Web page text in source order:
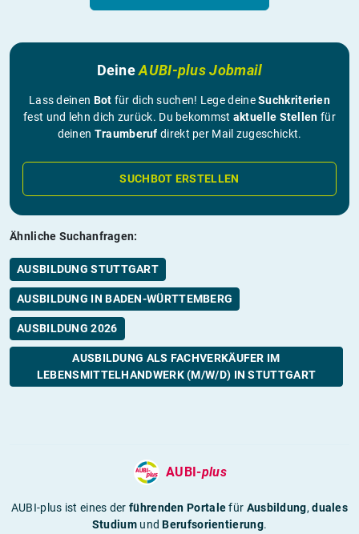
DeineAUBI-plus Jobmail
Lass deinen Bot für dich suchen! Lege deineSuchkriterien
fest und lehn dich zurück. Du bekommst aktuelle Stellen für
deinen Traumberuf direkt per Mail zugeschickt.
SUCHBOT ERSTELLEN
Ähnliche Suchanfragen:
AUSBILDUNG STUTTGART
AUSBILDUNG IN BADEN-WÜRTTEMBERG
AUSBILDUNG 2026
AUSBILDUNG ALS FACHVERKÄUFER IM
LEBENSMITTELHANDWERK (M/W/D) IN STUTTGART
AUBI-plus
AUBI-plus ist eines derführenden Portalefür Ausbildung,duales
StudiumundBerufsorientierung.